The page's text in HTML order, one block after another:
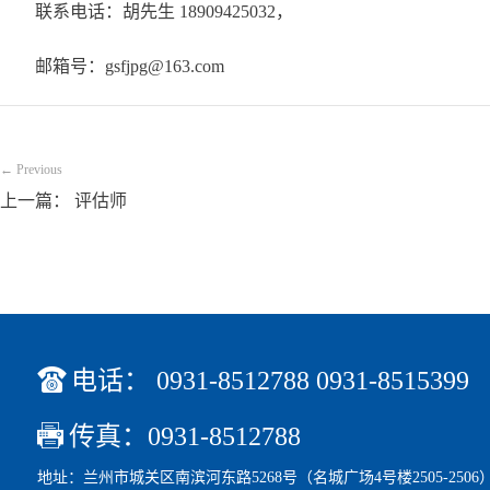
联系电话：胡先生 18909425032，
邮箱号：gsfjpg@163.com
← Previous
上一篇： 评估师
 电话： 0931-8512788 0931-8515399
 传真：0931-8512788
地址：兰州市城关区南滨河东路5268号（名城广场4号楼2505-2506）